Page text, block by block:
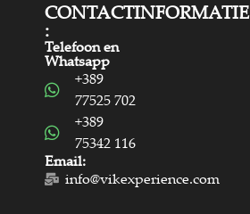
CONTACTINFORMATIE
:
Telefoon en
Whatsapp
+389
77525 702
+389
75342 116
Email:
info@vikexperience.com